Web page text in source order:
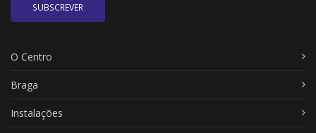
SUBSCREVER
O Centro
Braga
Instalações